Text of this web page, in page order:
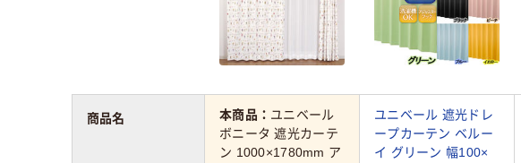
本商品： ユニベール
ボニータ 遮光カーテ
ン 1000×1780mm ア
ユニベール 遮光ドレ
ープカーテン ベルー
イ グリーン 幅100×
商品名